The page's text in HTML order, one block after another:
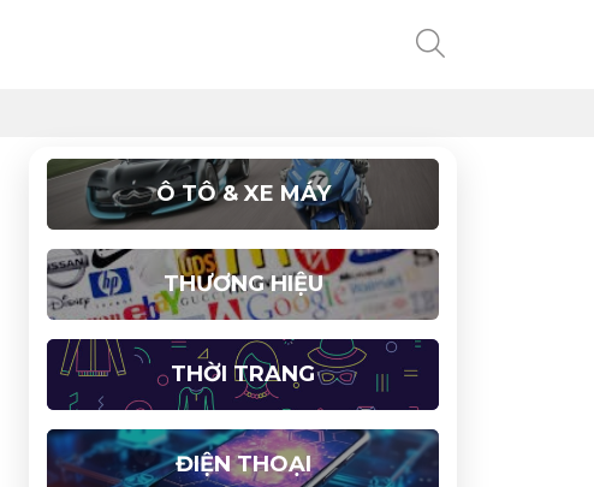
Ô TÔ & XE MÁY
THƯƠNG HIỆU
THỜI TRANG
ĐIỆN THOẠI